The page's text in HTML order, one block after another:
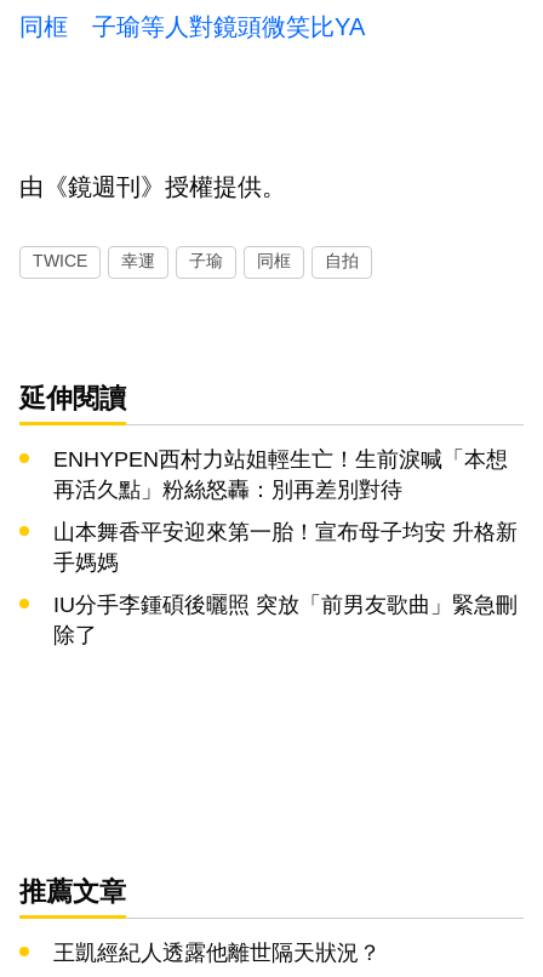
同框 子瑜等人對鏡頭微笑比YA
由《鏡週刊》授權提供。
TWICE 幸運 子瑜 同框 自拍
延伸閱讀
ENHYPEN西村力站姐輕生亡！生前淚喊「本想
再活久點」粉絲怒轟：別再差別對待
山本舞香平安迎來第一胎！宣布母子均安 升格新
手媽媽
IU分手李鍾碩後曬照 突放「前男友歌曲」緊急刪
除了
推薦文章
王凱經紀人透露他離世隔天狀況？